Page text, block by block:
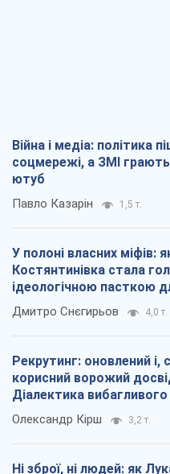
Війна і медіа: політика
соцмережі, а ЗМІ
ютуб
Павло Казарін 1,5 т.
У полоні власних міфів:
Костянтинівка стала
ідеологічною пасткою
окупантів
Дмитро Снєгирьов 4,0 т.
Рекрутинг: оновлений і,
корисний ворожий
Діалектика
Олександр Кірш 3,2 т.
Ні зброї, ні людей: як